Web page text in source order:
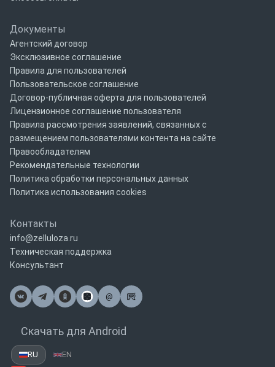
Документы
Агентский договор
Эксклюзивное соглашение
Правила для пользователей
Пользовательское соглашение
Договор-публичная оферта для пользователей
Лицензионное соглашение пользователя
Правила рассмотрения заявлений, связанных с
размещением пользователями контента на сайте
Правообладателям
Рекомендательные технологии
Политика обработки персональных данных
Политика использования cookies
Контакты
info@zelluloza.ru
Техническая поддержка
Консультант
@
Почта
Скачать для Android
RU EN